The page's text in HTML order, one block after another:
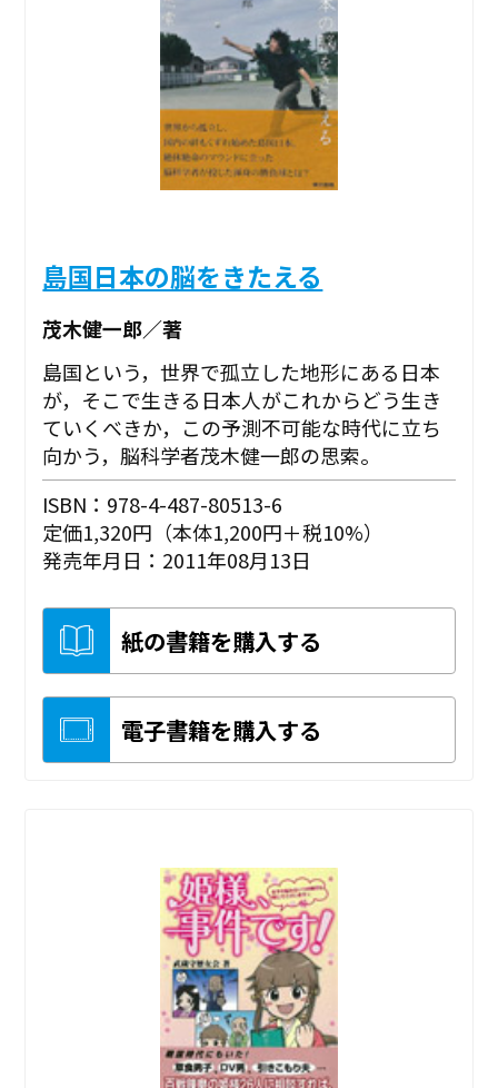
島国日本の脳をきたえる
茂木健一郎／著
島国という，世界で孤立した地形にある日本
が，そこで生きる日本人がこれからどう生き
ていくべきか，この予測不可能な時代に立ち
向かう，脳科学者茂木健一郎の思索。
ISBN：978-4-487-80513-6
定価1,320円（本体1,200円＋税10%）
発売年月日：2011年08月13日
紙の書籍を購入する
電子書籍を購入する